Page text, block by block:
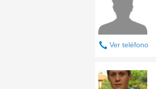
Ver teléfono